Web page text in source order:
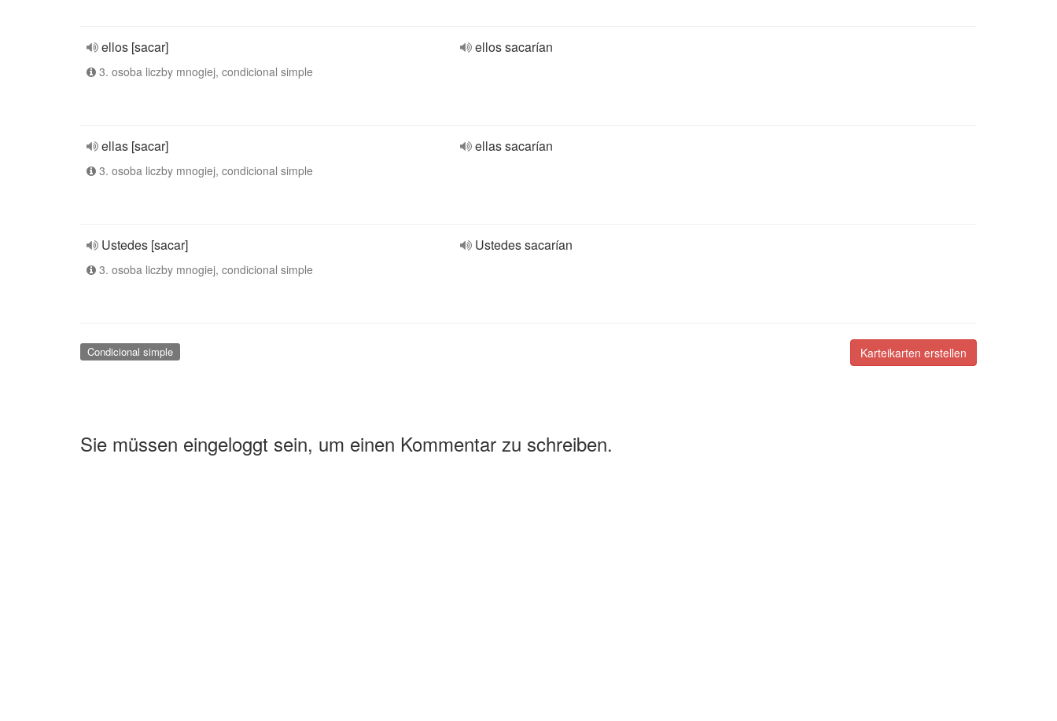
ellos [sacar]
3. osoba liczby mnogiej, condicional simple
ellos sacarían
ellas [sacar]
3. osoba liczby mnogiej, condicional simple
ellas sacarían
Ustedes [sacar]
3. osoba liczby mnogiej, condicional simple
Ustedes sacarían
Karteikarten erstellen
Condicional simple
Sie müssen eingeloggt sein, um einen Kommentar zu schreiben.